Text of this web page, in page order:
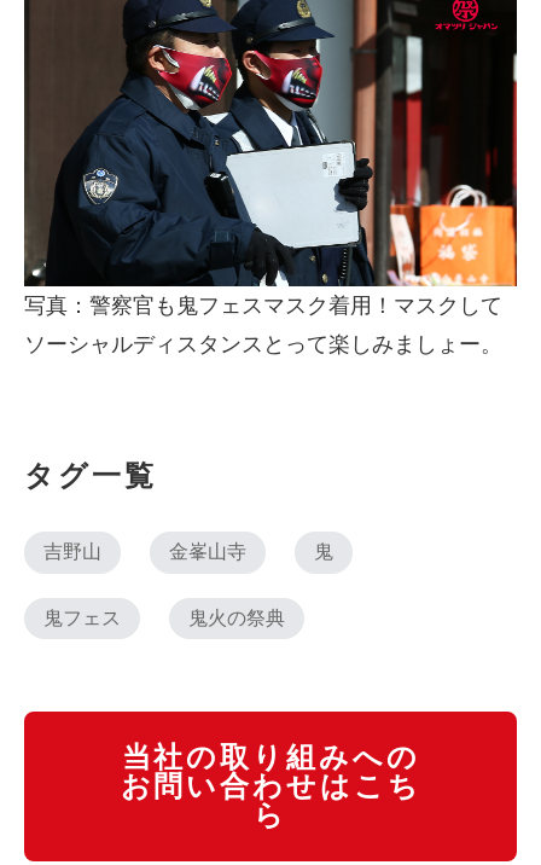
写真：警察官も鬼フェスマスク着用！マスクして
ソーシャルディスタンスとって楽しみましょー。
タグ一覧
吉野山 金峯山寺 鬼
鬼フェス 鬼火の祭典
当社の取り組みへの
お問い合わせはこち
ら